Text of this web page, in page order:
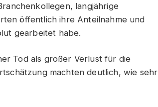
langjährige
öffentlich ihre Anteilnahme und
gearbeitet habe.
Tod als großer Verlust für die
machten deutlich, wie sehr